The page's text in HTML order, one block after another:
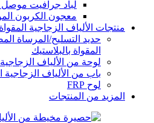
لباد جرافيت موصل
معجون الكربون
منتجات الألياف الزجاجية
حديد التسليح/المرساة
المقواة بالبلاستيك
لوحة من الألياف الزجاجية
باب من الألياف الزجاجية
لوح FRP
المزيد من المنتجات